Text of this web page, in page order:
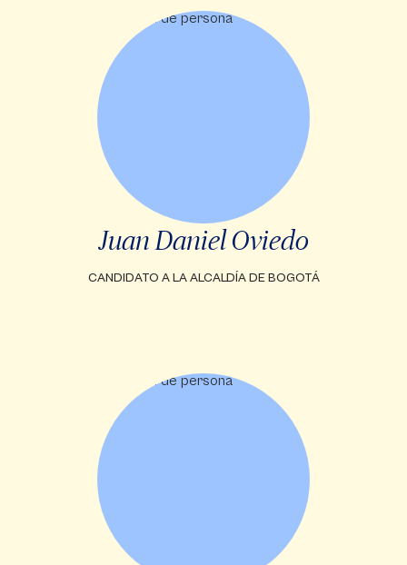
Juan Daniel Oviedo
CANDIDATO A LA ALCALDÍA DE BOGOTÁ